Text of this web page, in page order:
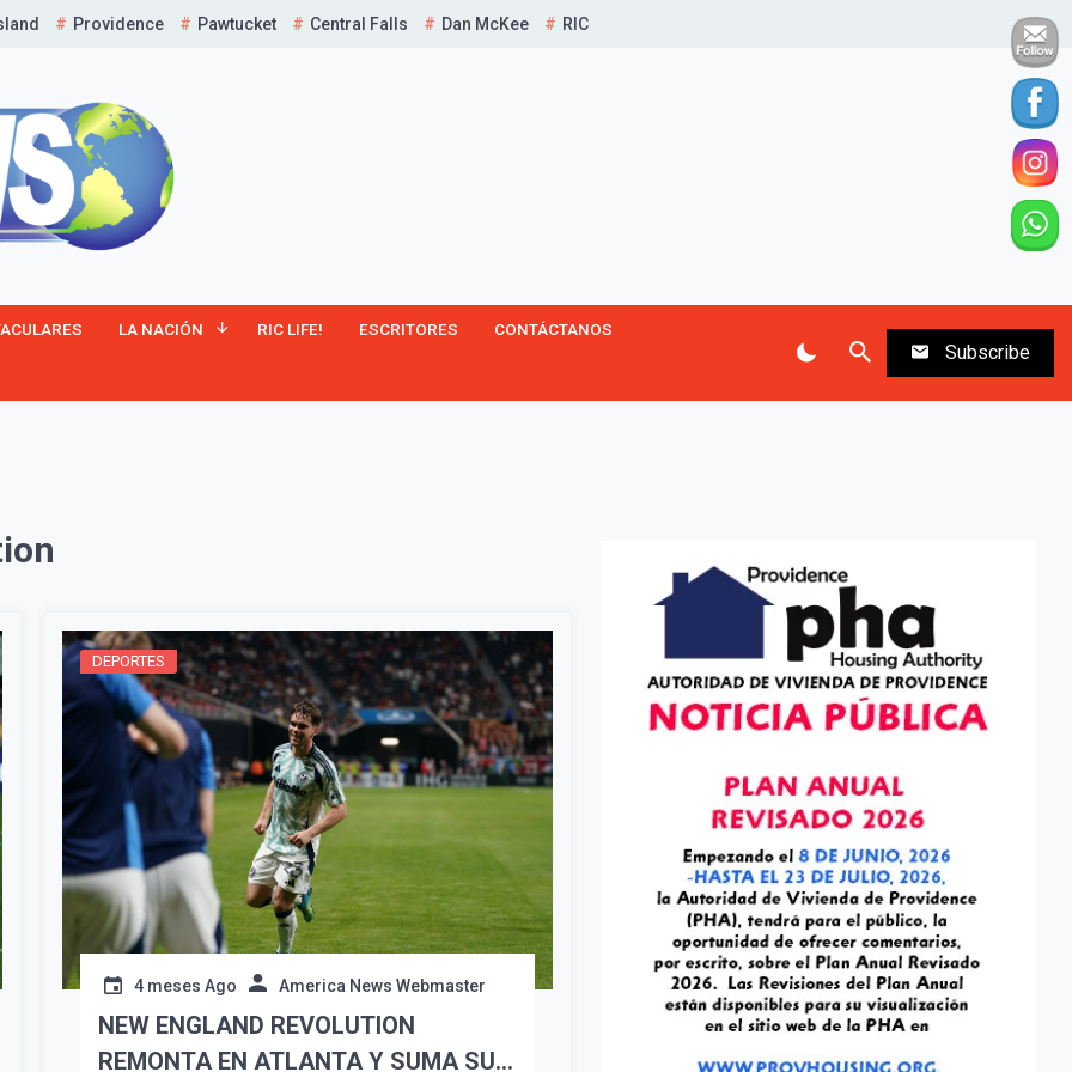
Providence Pawtucket Central Falls Dan McKee RIC
LA NACIÓN RIC LIFE! ESCRITORES CONTÁCTANOS
Subscribe
¡Suscríbete y Vive la
Suscribír
DEPORTES
4 meses Ago America News Webmaster
NEW ENGLAND REVOLUTION
REMONTA EN ATLANTA Y SUMA SU